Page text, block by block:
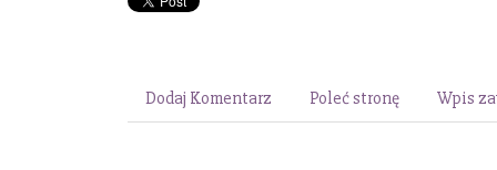
Dodaj Komentarz Poleć stronę Wpis